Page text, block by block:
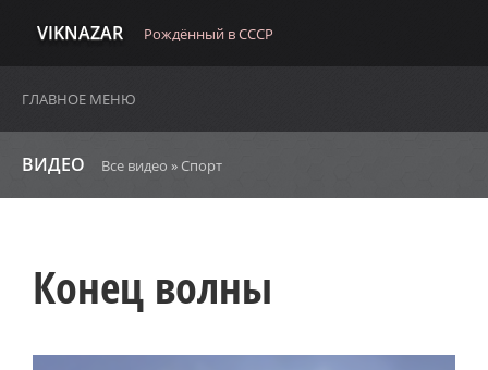
VIKNAZAR Рождённый в СССР
ГЛАВНОЕ МЕНЮ
ВИДЕО Все видео » Спорт
Конец волны